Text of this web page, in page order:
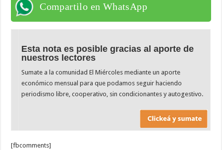
Compartilo en WhatsApp
Esta nota es posible gracias al aporte de
nuestros lectores
Sumate a la comunidad El Miércoles mediante un aporte
económico mensual para que podamos seguir haciendo
periodismo libre, cooperativo, sin condicionantes y autogestivo.
[fbcomments]